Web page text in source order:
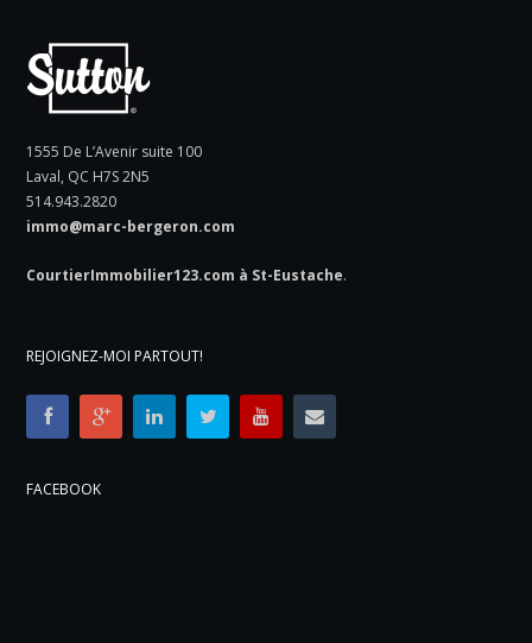
1555 De L’Avenir suite 100
Laval, QC H7S 2N5
514.943.2820
immo@marc-bergeron.com
CourtierImmobilier123.com à St-Eustache.
REJOIGNEZ-MOI PARTOUT!
FACEBOOK